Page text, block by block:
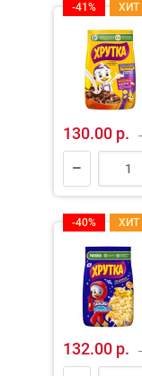
-41% ХИТ
130.00 р.
-40% ХИТ
132.00 р.